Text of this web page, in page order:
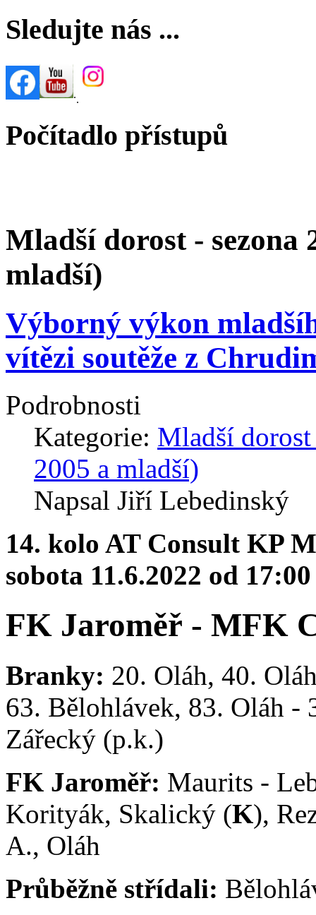
Sledujte nás ...
..
Počítadlo přístupů
Mladší dorost - sezona
mladší)
Výborný výkon
vítězi soutěže z
Podrobnosti
Kategorie: Mladší
2005 a mladší)
Napsal Jiří Lebedinský
14. kolo AT Consult KP
sobota 11.6.2022 od
FK Jaroměř - MFK
Branky: 20. Oláh, 40.
63. Bělohlávek, 83. Oláh -
Zářecký (p.k.)
FK Jaroměř: Maurits -
Korityák, Skalický (K),
A., Oláh
Průběžně střídali: